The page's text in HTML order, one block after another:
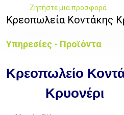
Ζητήστε μια προσφορά
Κρεοπωλεία Κοντάκης
Υπηρεσίες - Προϊόντα
Κρεοπωλείo
Κρυονέρι